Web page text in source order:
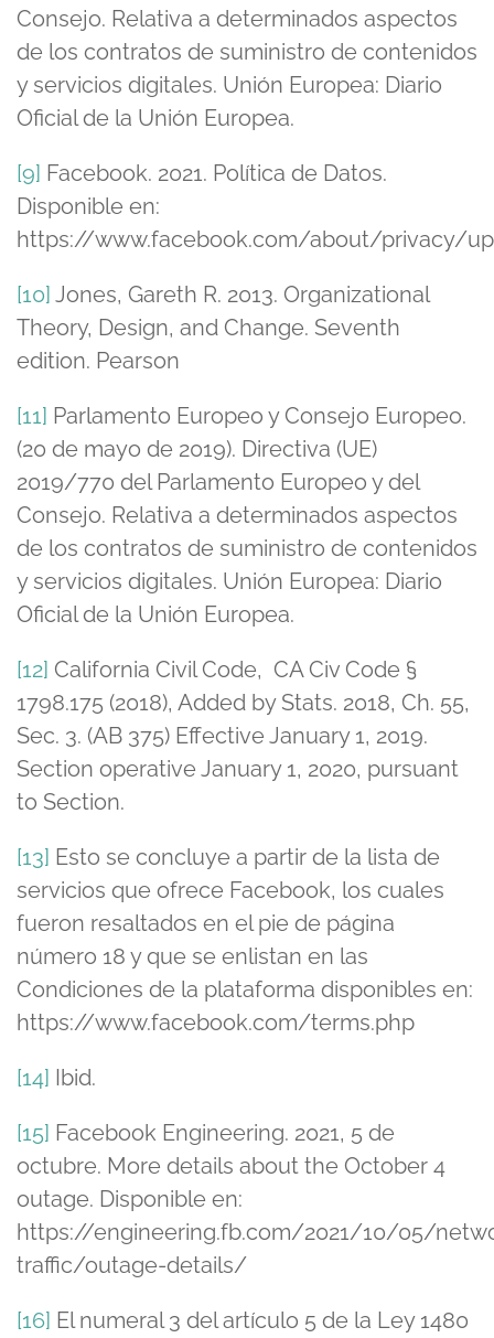
Consejo. Relativa a determinados aspectos
de los contratos de suministro de contenidos
y servicios digitales. Unión Europea: Diario
Oficial de la Unión Europea.
[9] Facebook. 2021. Política de Datos.
Disponible en:
https://www.facebook.com/about/privacy/
[10] Jones, Gareth R. 2013. Organizational
Theory, Design, and Change. Seventh
edition. Pearson
[11] Parlamento Europeo y Consejo Europeo.
(20 de mayo de 2019). Directiva (UE)
2019/770 del Parlamento Europeo y del
Consejo. Relativa a determinados aspectos
de los contratos de suministro de contenidos
y servicios digitales. Unión Europea: Diario
Oficial de la Unión Europea.
[12] California Civil Code, CA Civ Code §
1798.175 (2018), Added by Stats. 2018, Ch. 55,
Sec. 3. (AB 375) Effective January 1, 2019.
Section operative January 1, 2020, pursuant
to Section.
[13] Esto se concluye a partir de la lista de
servicios que ofrece Facebook, los cuales
fueron resaltados en el pie de página
número 18 y que se enlistan en las
Condiciones de la plataforma disponibles en:
https://www.facebook.com/terms.php
[14] Ibid.
[15] Facebook Engineering. 2021, 5 de
octubre. More details about the October 4
outage. Disponible en:
https://engineering.fb.com/2021/10/05/
traffic/outage-details/
[16] El numeral 3 del artículo 5 de la Ley 1480